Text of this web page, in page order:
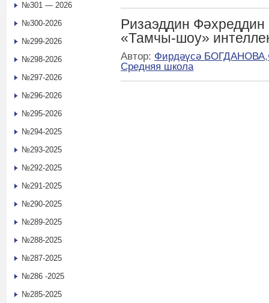
Ризаэддин
«Тамчы-шоу»
Автор: Фирдәүсә БОГДАНОВА,
Средняя школа
№301 — 2026
№300-2026
№299-2026
№298-2026
№297-2026
№296-2026
№295-2026
№294-2025
№293-2025
№292-2025
№291-2025
№290-2025
№289-2025
№288-2025
№287-2025
№286 -2025
№285-2025